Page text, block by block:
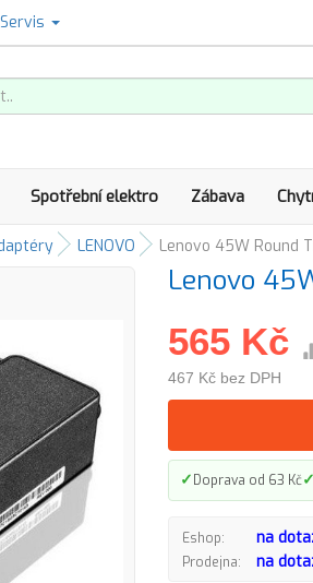
Servis
Spotřební elektro Zábava
LENOVO Lenovo 45W Round
Lenovo
565 Kč
467 Kč bez DPH
✓Doprava od 63 Kč✓
Eshop: na
Prodejna: na